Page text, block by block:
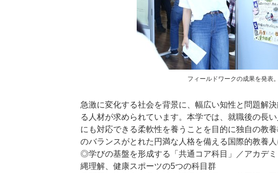
フィールドワークの成果を発表
急激に変化する社会を背景に、幅広い知性と問題解
る人材が求められています。本学では、就職後の長
にも対応できる柔軟性を養うことを目的に独自の教
のバランスがとれた円満な人格を備える国際的教養人
◎学びの基盤を形成する「共通コア科目」／アカデ
縄理解、健康スポーツの5つの科目群